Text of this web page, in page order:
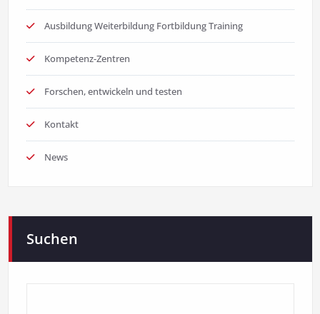
Ausbildung Weiterbildung Fortbildung Training
Kompetenz-Zentren
Forschen, entwickeln und testen
Kontakt
News
Suchen